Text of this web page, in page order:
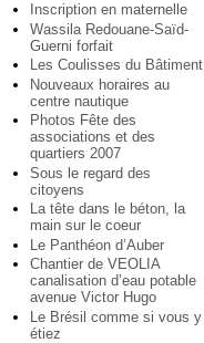
Inscription en maternelle
Wassila Redouane-Saïd-
Guerni forfait
Les Coulisses du Bâtiment
Nouveaux horaires au
centre nautique
Photos Fête des
associations et des
quartiers 2007
Sous le regard des
citoyens
La tête dans le béton, la
main sur le coeur
Le Panthéon d’Auber
Chantier de VEOLIA
canalisation d’eau potable
avenue Victor Hugo
Le Brésil comme si vous y
étiez